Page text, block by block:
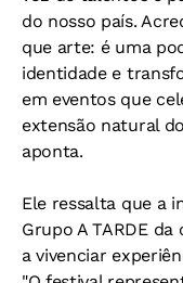
do nosso país.
que arte: é uma
identidade e
em eventos que
extensão natural
aponta.
Ele ressalta que a
Grupo A TARDE
a vivenciar